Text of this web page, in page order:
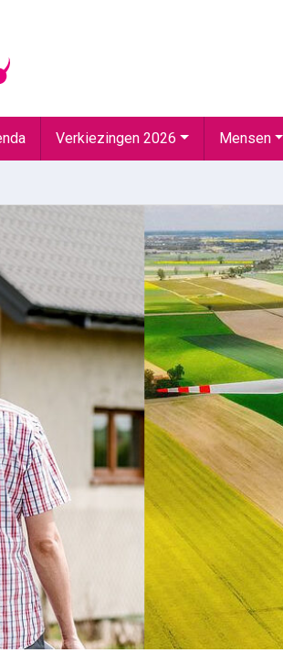
Verkiezingen 2026 Mensen